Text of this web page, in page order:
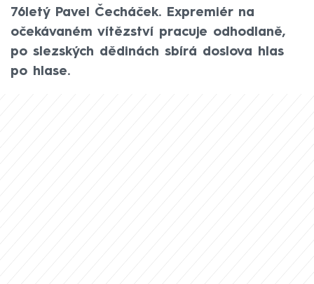
76letý Pavel Čecháček. Expremiér na
očekávaném vítězství pracuje odhodlaně,
po slezských dědinách sbírá doslova hlas
po hlase.